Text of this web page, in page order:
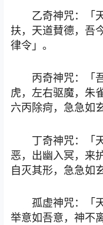
乙奇神咒：「
扶，天道賛德，吾
律令」。
丙奇神咒：「
虎，左右驱魔，朱
六丙除疴，急急如
丁奇神咒：「
恶，出幽入冥，来
自灭其形，急急如
孤虚神咒：「
举意如吾意，神不